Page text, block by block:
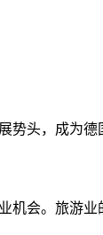
头，成为德
会。旅游